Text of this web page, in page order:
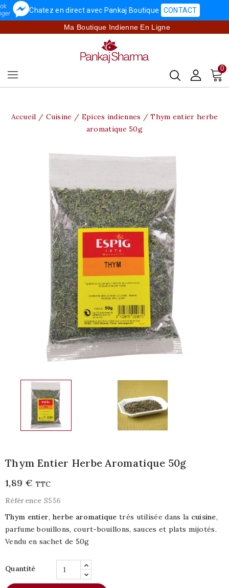
Chatez en direct avec Pankaj Boutique CONTACT
Ma Boutique Indienne En Ligne
0
Accueil Cuisine Epices indiennes
Thym entier herbe
aromatique 50g
Thym Entier Herbe Aromatique 50g
1,89 € TTC
Référence S556
Thym entier, herbe aromatique très utilisée dans la cuisine,
parfume bouillons, court-bouillons, sauces et plats mijotés.
Vendu en sachet de 50g
Quantité